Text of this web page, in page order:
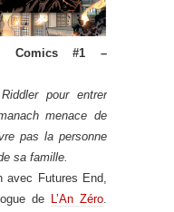
Comics #1 –
pour entrer
menace de
pas la personne
sa famille.
avec Futures End,
de L’An Zéro.